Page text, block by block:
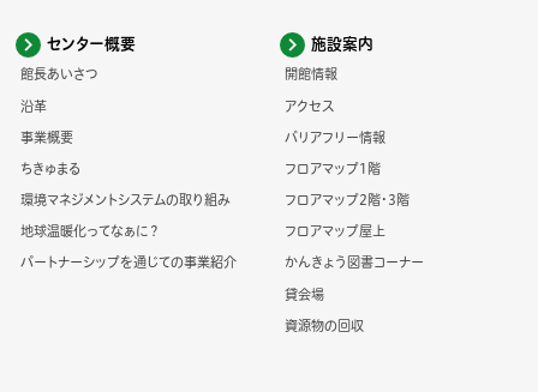
センター概要
館長あいさつ
沿革
事業概要
ちきゅまる
環境マネジメントシステムの取り組み
地球温暖化ってなぁに？
パートナーシップを通じての事業紹介
施設案内
開館情報
アクセス
バリアフリー情報
フロアマップ1階
フロアマップ2階・3階
フロアマップ屋上
かんきょう図書コーナー
貸会場
資源物の回収